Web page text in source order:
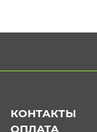
КОНТАКТЫ
ОПЛАТА